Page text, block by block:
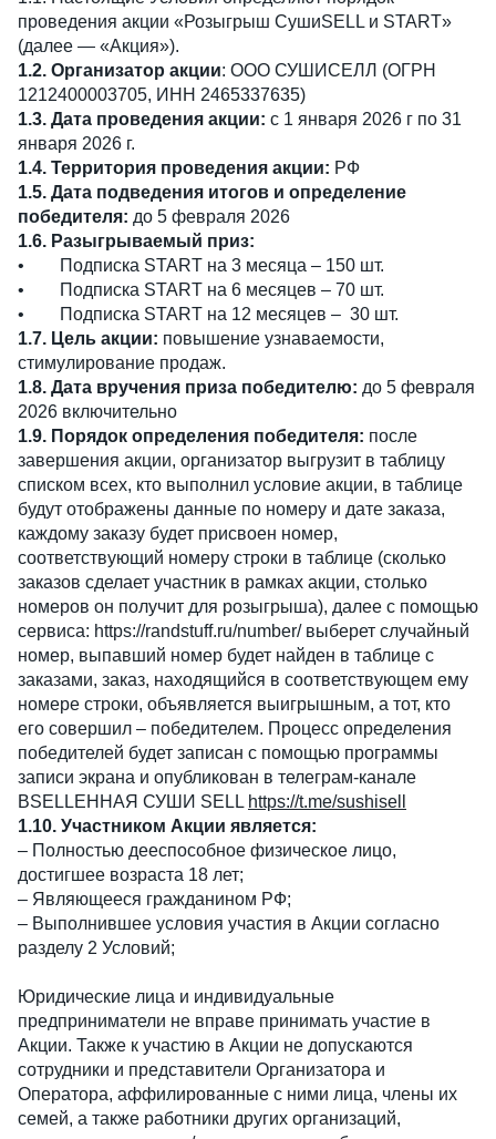
проведения акции «Розыгрыш СушиSELL и START»
(далее — «Акция»).
1.2. Организатор акции: ООО СУШИСЕЛЛ (ОГРН
1212400003705, ИНН 2465337635)
1.3. Дата проведения акции: с 1 января 2026 г по 31
января 2026 г.
1.4. Территория проведения акции: РФ
1.5. Дата подведения итогов и определение
победителя: до 5 февраля 2026
1.6. Разыгрываемый приз:
•
Подписка START на 3 месяца – 150 шт.
•
Подписка START на 6 месяцев – 70 шт.
•
Подписка START на 12 месяцев – 30 шт.
1.7. Цель акции: повышение узнаваемости,
стимулирование продаж.
1.8. Дата вручения приза победителю: до 5 февраля
2026 включительно
1.9. Порядок определения победителя: после
завершения акции, организатор выгрузит в таблицу
списком всех, кто выполнил условие акции, в таблице
будут отображены данные по номеру и дате заказа,
каждому заказу будет присвоен номер,
соответствующий номеру строки в таблице (сколько
заказов сделает участник в рамках акции, столько
номеров он получит для розыгрыша), далее с помощью
сервиса: https://randstuff.ru/number/ выберет случайный
номер, выпавший номер будет найден в таблице с
заказами, заказ, находящийся в соответствующем ему
номере строки, объявляется выигрышным, а тот, кто
его совершил – победителем. Процесс определения
победителей будет записан с помощью программы
записи экрана и опубликован в телеграм-канале
ВSELLЕННАЯ СУШИ SELL https://t.me/sushisell
1.10. Участником Акции является:
– Полностью дееспособное физическое лицо,
достигшее возраста 18 лет;
– Являющееся гражданином РФ;
– Выполнившее условия участия в Акции согласно
разделу 2 Условий;
Юридические лица и индивидуальные
предприниматели не вправе принимать участие в
Акции. Также к участию в Акции не допускаются
сотрудники и представители Организатора и
Оператора, аффилированные с ними лица, члены их
семей, а также работники других организаций,